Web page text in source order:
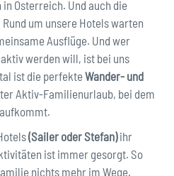
Österreich. Und auch die
um unsere Hotels warten
Ausflüge. Und wer
werden will, ist bei uns
ist die perfekte Wander- und
Aktiv-Familienurlaub, bei dem
(Sailer oder Stefan)ihr
ist immer gesorgt. So
nichts mehr im Wege.